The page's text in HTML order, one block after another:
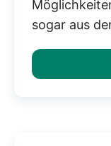
sogar aus